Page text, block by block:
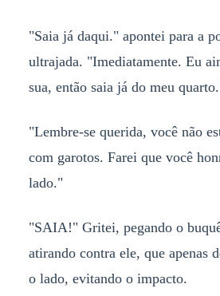
"Saia já daqui." apontei para a
ultrajada. "Imediatamente. Eu
sua, então saia já do meu
"Lembre-se querida, você não
com garotos. Farei que você
lado."
"SAIA!" Gritei, pegando o
atirando contra ele, que apenas
o lado, evitando o impacto.